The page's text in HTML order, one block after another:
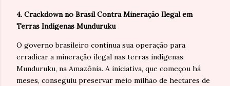
4. Crackdown no Brasil Contra Mineração Ilegal em
Terras Indígenas Munduruku
O governo brasileiro continua sua operação para
erradicar a mineração ilegal nas terras indígenas
Munduruku, na Amazônia. A iniciativa, que começou há
meses, conseguiu preservar meio milhão de hectares de